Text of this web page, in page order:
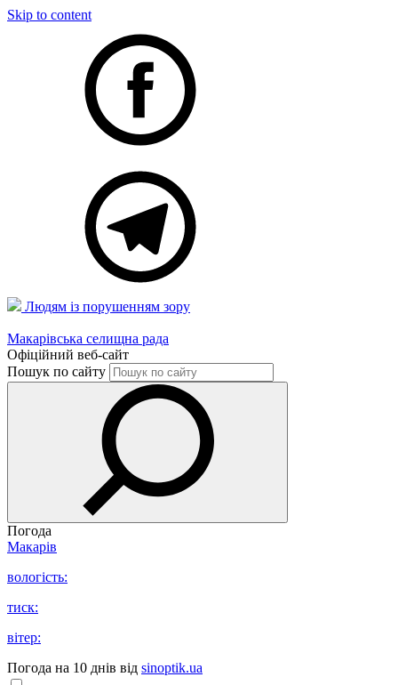
Skip to content
Людям із порушенням зору
Макарівська селищна рада
Офіційний веб-сайт
Пошук по сайту
Погода
Макарів
вологість:
тиск:
вітер:
Погода на 10 днів від sinoptik.ua